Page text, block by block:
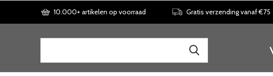
10.000+ artikelen op voorraad Gratis verzending vanaf €75